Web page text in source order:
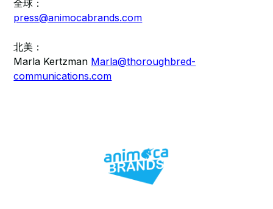
全球：
press@animocabrands.com
北美：
Marla Kertzman Marla@thoroughbred-
communications.com